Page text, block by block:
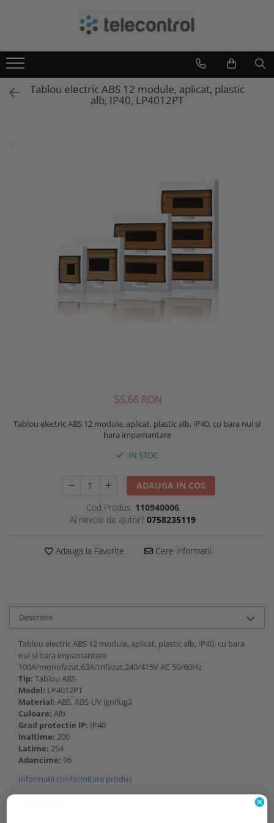
Teleco Automation
Teletask
Artsound
Tablou electric ABS 12 module, aplicat, plastic
alb, IP40, LP4012PT
55,66 RON
Tablou electric ABS 12 module, aplicat, plastic alb, IP40, cu bara nul si
bara impamantare
IN STOC
ADAUGA IN COS
Cod Produs: 110940006
Ai nevoie de ajutor? 0758235119
Adauga la Favorite Cere informatii
Descriere
Tablou electric ABS 12 module, aplicat, plastic alb, IP40, cu bara
nul si bara impamantare
100A/monofazat,63A/trifazat,240/415V AC 50/60Hz
Tip: Tablou ABS
Model: LP4012PT
Material: ABS, ABS-UV ignifugă
Culoare: Alb
Grad protectie IP: IP40
Inaltime: 200
Latime: 254
Adancime: 96
Informatii conformitate produs